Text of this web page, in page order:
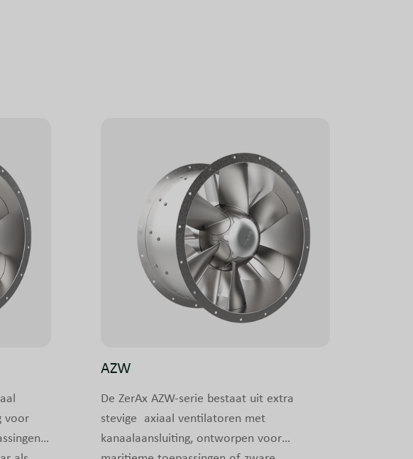
voor
AZW
De ZerAx AZW-serie bestaat uit extra
stevige axiaal ventilatoren met
kanaalaansluiting, ontworpen voor